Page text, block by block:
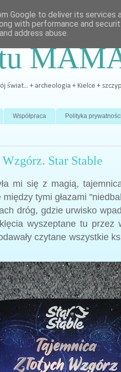
świat... + archeologia + Kielce +
Współpraca Polityka prywatności
Star Stable
mi się z magią,
między tymi głazami
dróg, gdzie urwisko
wyszeptane tu przez
czytane wszystkie
Google to deliver its services
with performance and
address abuse.